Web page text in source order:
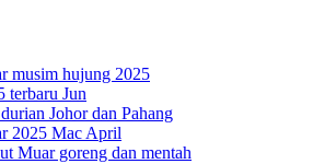
musim hujung 2025
terbaru Jun
Johor dan Pahang
2025 Mac April
Muar goreng dan mentah